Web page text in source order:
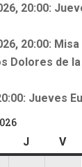
20:00:
20:00:
Dolores de
Jueves
J jueves
V